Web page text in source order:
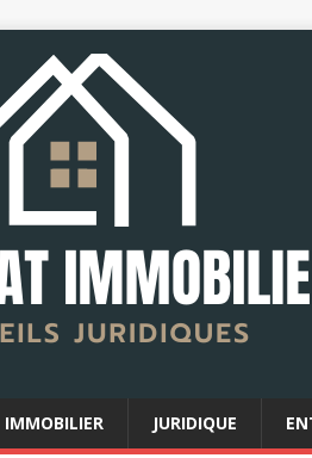
IMMOBILIER JURIDIQUE